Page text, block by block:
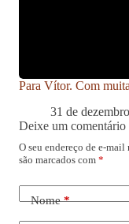
Para Vítor. Com
31 de
Deixe um comentário
O seu endereço de e-mail
são marcados com *
Nome*